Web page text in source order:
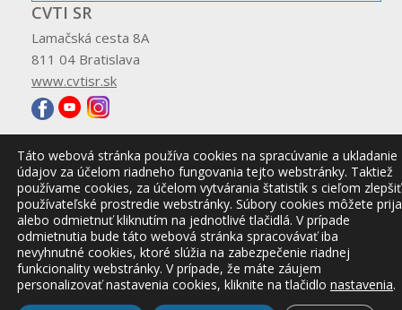
CVTI SR
Lamačská cesta 8A
811 04 Bratislava
www.cvtisr.sk
© 2026 CVTI SR
Táto webová stránka používa cookies na spracúvanie a ukladanie
údajov za účelom riadneho fungovania tejto webstránky. Taktiež
používame cookies, za účelom vytvárania štatistík s cieľom zlepšiť
používateľské prostredie webstránky. Súbory cookies môžete
alebo odmietnuť kliknutím na jednotlivé tlačidlá. V prípade
odmietnutia bude táto webová stránka spracovávať iba
nevyhnutné cookies, ktoré slúžia na zabezpečenie riadnej
funkcionality webstránky. V prípade, že máte záujem
personalizovať nastavenia cookies, kliknite na tlačidlo nastavenia.